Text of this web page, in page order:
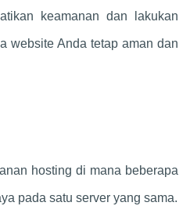
keamanan dan lakukan
website Anda tetap aman dan
hosting di mana beberapa
pada satu server yang sama.